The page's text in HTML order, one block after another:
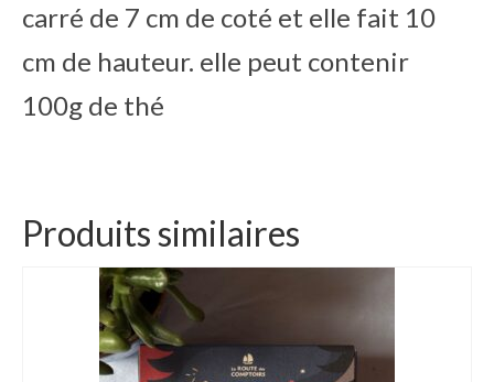
carré de 7 cm de coté et elle fait 10
cm de hauteur. elle peut contenir
100g de thé
Produits similaires